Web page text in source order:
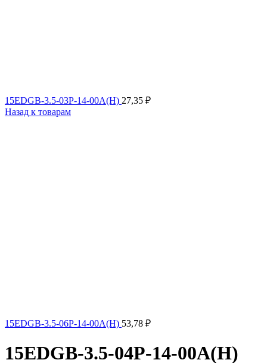
15EDGB-3.5-03P-14-00A(H) 27,35 ₽
Назад к товарам
15EDGB-3.5-06P-14-00A(H) 53,78 ₽
15EDGB-3.5-04P-14-00A(H)